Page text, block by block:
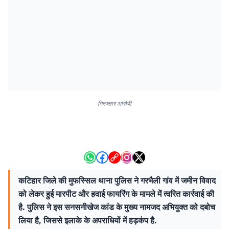
गिरफ्तार आरोपी
कटिहार जिले की मुफस्सिल थाना पुलिस ने गरभैली गांव में जमीन विवाद
को लेकर हुई मारपीट और हवाई फायरिंग के मामले में त्वरित कार्रवाई की
है. पुलिस ने इस सनसनीखेज कांड के मुख्य नामजद अभियुक्त को दबोच
लिया है, जिससे इलाके के अपराधियों में हड़कंप है.